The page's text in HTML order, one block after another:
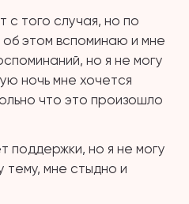
того случая, но по
этом вспоминаю и мне
но я не могу
ночь мне хочется
что это произошло
поддержки, но я не могу
тему, мне стыдно и